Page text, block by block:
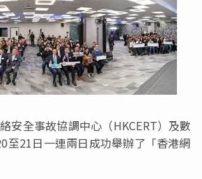
安全事故協調中心（HKCERT）及數
至21日一連兩日成功舉辦了「香港網